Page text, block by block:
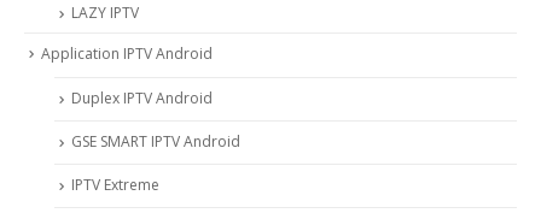
LAZY IPTV
Application IPTV Android
Duplex IPTV Android
GSE SMART IPTV Android
IPTV Extreme